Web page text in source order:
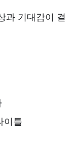
과 기대감이 결
이틀